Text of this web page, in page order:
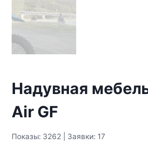
Надувная
Air GF
Показы: 3262 | Заявки: 17